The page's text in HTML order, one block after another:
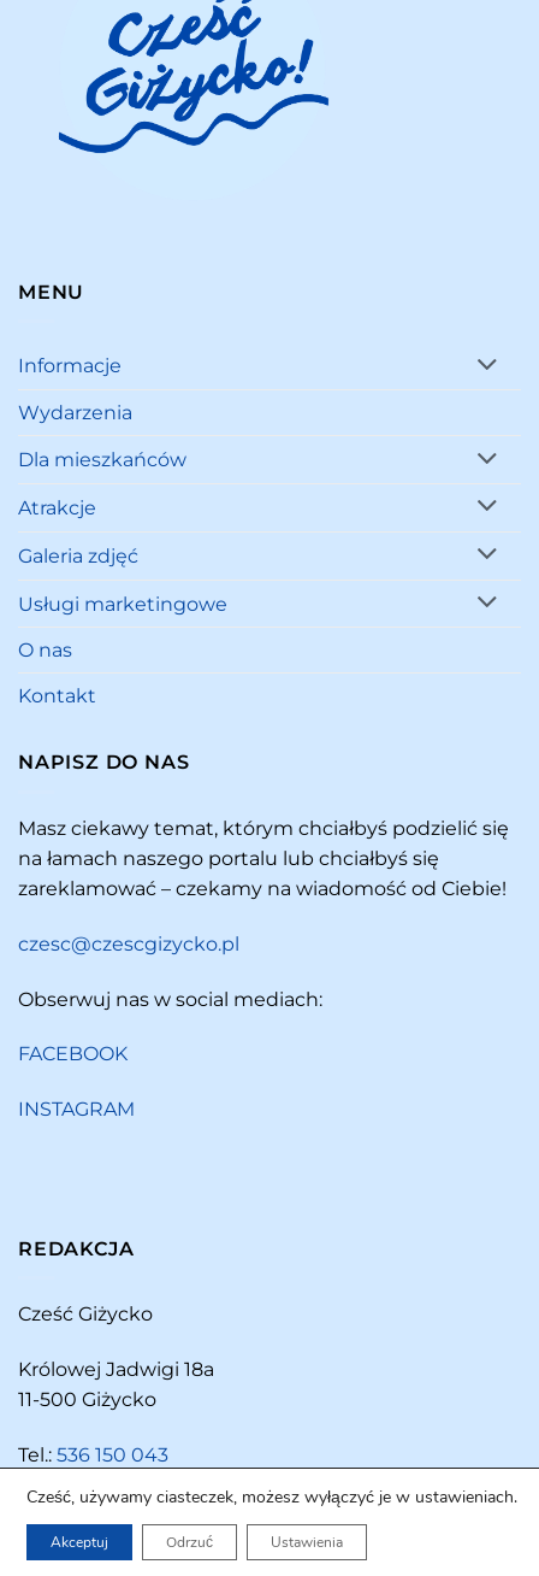
MENU
Informacje
Wydarzenia
Dla mieszkańców
Atrakcje
Galeria zdjęć
Usługi marketingowe
O nas
Kontakt
NAPISZ DO NAS
Masz ciekawy temat, którym chciałbyś podzielić się
na łamach naszego portalu lub chciałbyś się
zareklamować – czekamy na wiadomość od Ciebie!
czesc@czescgizycko.pl
Obserwuj nas w social mediach:
FACEBOOK
INSTAGRAM
REDAKCJA
Cześć Giżycko
Królowej Jadwigi 18a
11-500 Giżycko
Tel.: 536 150 043
Copyright 2026 ©Cześć Giżycko
Cześć, używamy ciasteczek, możesz wyłączyć je w ustawieniach.
Akceptuj Odrzuć Ustawienia